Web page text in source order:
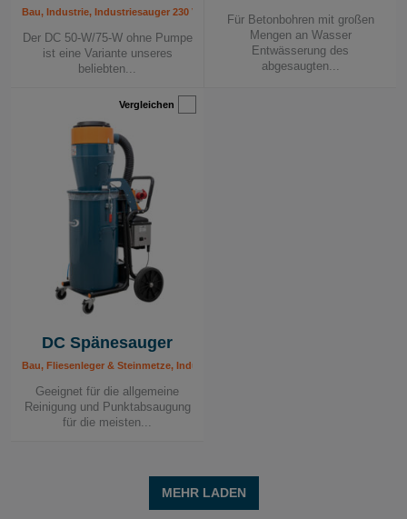
Bau, Industrie, Industriesauger 230 V, Mobile Absauggeräte, Wassersauger
Der DC 50-W/75-W ohne Pumpe
ist eine Variante unseres
beliebten...
Für Betonbohren mit großen
Mengen an Wasser
Entwässerung des
abgesaugten...
Vergleichen
DC Spänesauger
Bau, Fliesenleger & Steinmetze, Industrie, Industriesauger 230 V, Mobile
Geeignet für die allgemeine
Reinigung und Punktabsaugung
für die meisten...
MEHR LADEN